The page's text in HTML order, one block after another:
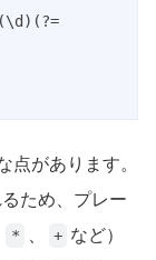
点があります。
ため、プレー
* + など）